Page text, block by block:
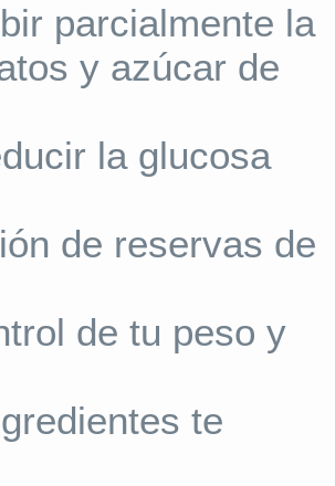
parcialmente la
y azúcar de
la glucosa
de reservas de
de tu peso y
te